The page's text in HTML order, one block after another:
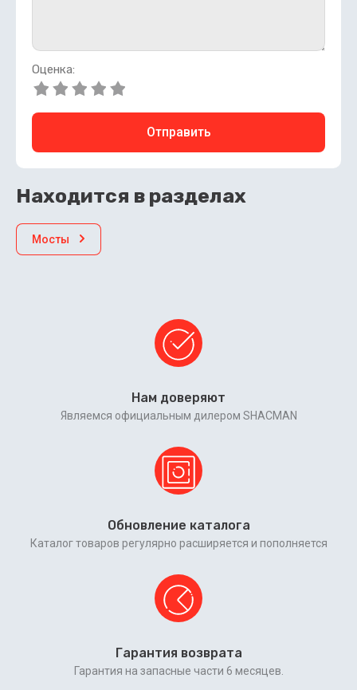
Оценка:
Отправить
Находится в разделах
Мосты
Нам доверяют
Являемся официальным дилером SHACMAN
Обновление каталога
Каталог товаров регулярно расширяется и пополняется
Гарантия возврата
Гарантия на запасные части 6 месяцев.